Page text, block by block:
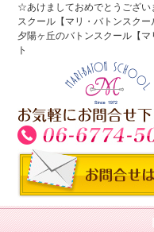
☆あけましておめでとうござ
スクール【マリ・バトンスク
夕陽ヶ丘のバトンスクール【
ト